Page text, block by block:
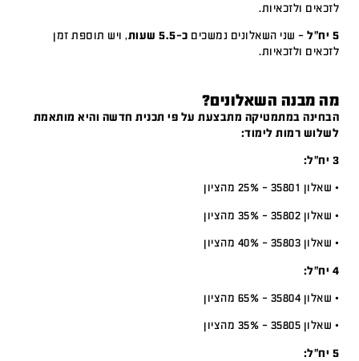
לזכאים ולזכאיות.
5 יח"ל – שני השאלונים נמשכים כ-5.5 שעות
, ויש תוספת זמן
לזכאים ולזכאיות.
מה מבנה השאלונים?
הבחינה במתמטיקה מתבצעת על פי תכנית חדשה והיא מותאמת
לשלוש רמות לימוד:
3 יח”ל:
• שאלון 35801 – 25% מהציון
• שאלון 35802 – 35% מהציון
• שאלון 35803 – 40% מהציון
4 יח”ל:
• שאלון 35804 – 65% מהציון
• שאלון 35805 – 35% מהציון
5 יח”ל: